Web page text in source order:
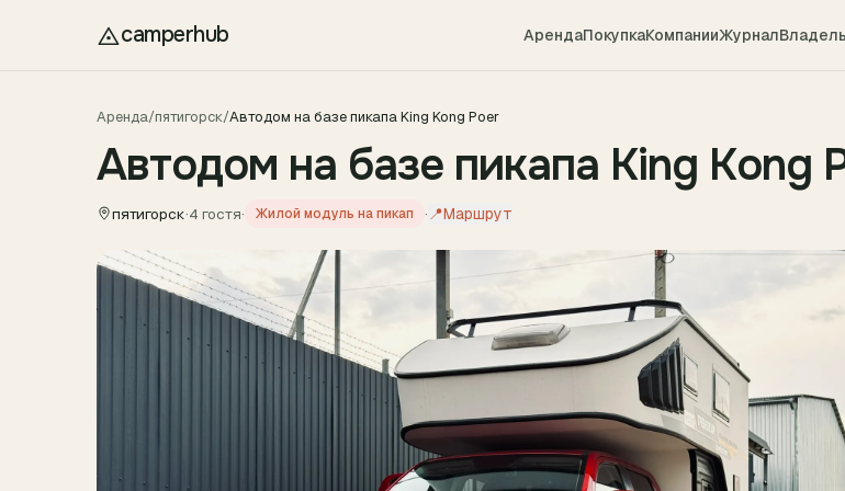
camperhub АрендаПокупкаКомпанииЖурнал
Аренда/пятигорск/Автодом на базе пикапа King Kong Poer
Автодом на базе пикапа King Kong
пятигорск·4 гостя· Жилой модуль на пикап ·📍Маршрут